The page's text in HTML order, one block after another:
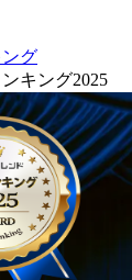
グ
キング2025